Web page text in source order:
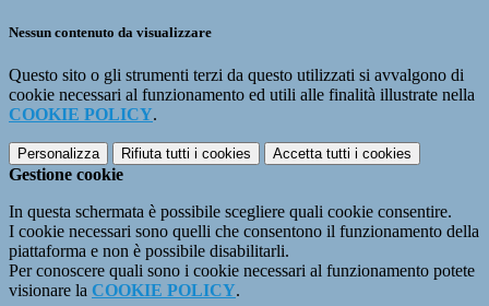
Nessun contenuto da visualizzare
Questo sito o gli strumenti terzi da questo utilizzati si avvalgono di
cookie necessari al funzionamento ed utili alle finalità illustrate nella
COOKIE POLICY.
Personalizza Rifiuta tutti i cookies Accetta tutti i cookies
Gestione cookie
In questa schermata è possibile scegliere quali cookie consentire.
I cookie necessari sono quelli che consentono il funzionamento della
piattaforma e non è possibile disabilitarli.
Per conoscere quali sono i cookie necessari al funzionamento potete
visionare la COOKIE POLICY.